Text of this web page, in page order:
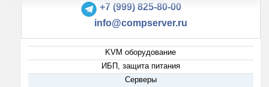
+7 (999) 825-80-00
info@compserver.ru
KVM оборудование
ИБП, защита питания
Серверы